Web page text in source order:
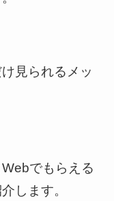
見られるメッ
でもらえる
します。